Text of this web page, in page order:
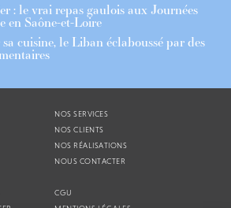
: le vrai repas gaulois aux Journées
en Saône-et-Loire
cuisine, le Liban éclaboussé par des
NOS SERVICES
NOS CLIENTS
NOS RÉALISATIONS
NOUS CONTACTER
CGU